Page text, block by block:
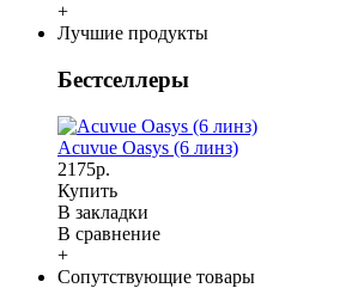
+
Лучшие продукты
Бестселлеры
Acuvue Oasys (6 линз)
2175р.
Купить
В закладки
В сравнение
+
Сопутствующие товары